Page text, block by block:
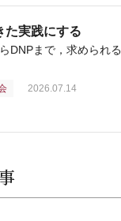
た実践にする
DNPまで，求められ
2026.07.14